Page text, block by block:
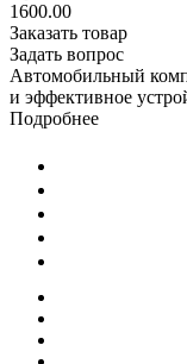
1600.00
Заказать товар
Задать вопрос
Автомобильный
и эффективное
Подробнее